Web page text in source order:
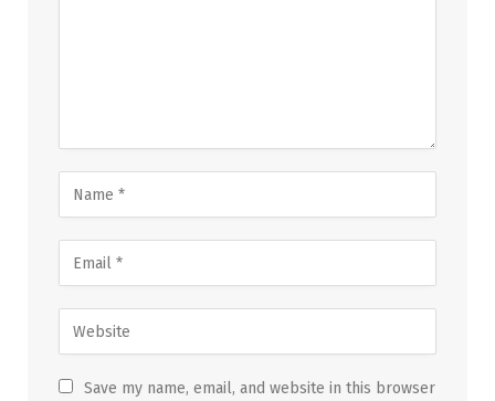
Save my name, email, and website in this browser